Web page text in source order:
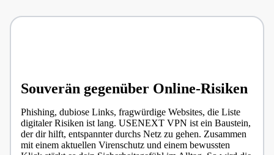
Souverän gegenüber Online-Risiken
Phishing, dubiose Links, fragwürdige Websites, die Liste
digitaler Risiken ist lang. USENEXT VPN ist ein Baustein,
der dir hilft, entspannter durchs Netz zu gehen. Zusammen
mit einem aktuellen Virenschutz und einem bewussten